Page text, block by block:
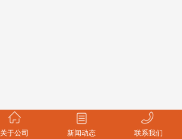
关于公司 新闻动态 联系我们